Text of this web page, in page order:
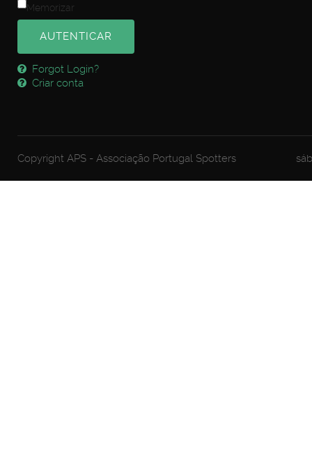
Memorizar
AUTENTICAR
Forgot Login?
Criar conta
Copyright APS - Associação Portugal Spotters